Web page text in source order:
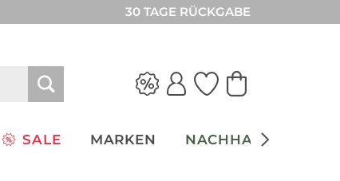
30 TAGE RÜCKGABE
SALE MARKEN NACHHALTIGKEIT